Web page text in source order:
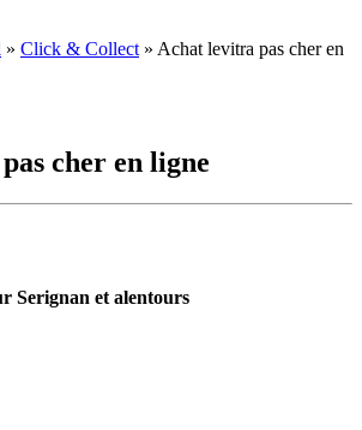
» Click & Collect » Achat levitra pas cher en
cher en ligne
Serignan et alentours